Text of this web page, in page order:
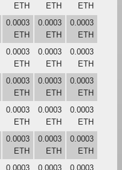
ETH
ETH
ETH
0.0003
ETH
0.0003
ETH
0.0003
ETH
0.0003
ETH
0.0003
ETH
0.0003
ETH
0.0003
ETH
0.0003
ETH
0.0003
ETH
0.0003
ETH
0.0003
ETH
0.0003
ETH
0.0003
ETH
0.0003
ETH
0.0003
ETH
0.0003
0.0003
0.0003